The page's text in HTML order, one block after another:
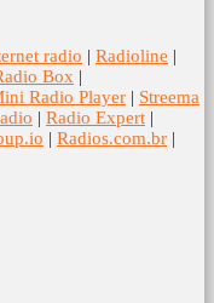
radio | Radioline |
Box |
Radio Player | Streema
| Radio Expert |
| Radios.com.br |